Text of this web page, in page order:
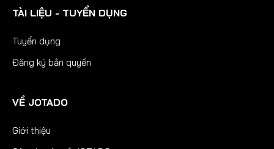
TÀI LIỆU - TUYỂN DỤNG
Tuyển dụng
Đăng ký bản quyền
VỀ JOTADO
Giới thiệu